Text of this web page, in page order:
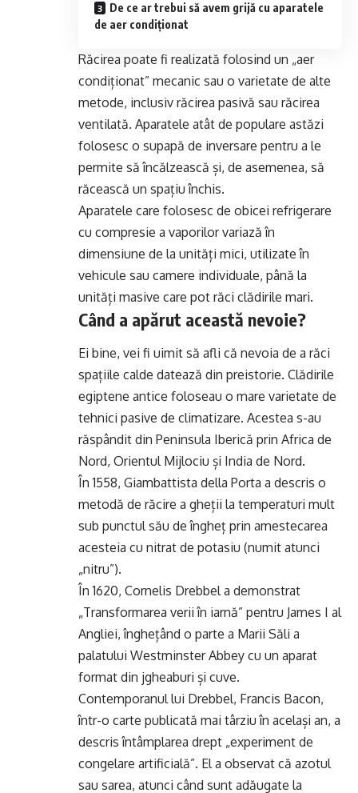
De ce ar trebui să avem grijă cu aparatele
de aer condiționat
Răcirea poate fi realizată folosind un „aer
condiționat” mecanic sau o varietate de alte
metode, inclusiv răcirea pasivă sau răcirea
ventilată. Aparatele atât de populare astăzi
folosesc o supapă de inversare pentru a le
permite să încălzească și, de asemenea, să
răcească un spațiu închis.
Aparatele care folosesc de obicei refrigerare
cu compresie a vaporilor variază în
dimensiune de la unități mici, utilizate în
vehicule sau camere individuale, până la
unități masive care pot răci clădirile mari.
Când a apărut această nevoie?
Ei bine, vei fi uimit să afli că nevoia de a răci
spațiile calde datează din preistorie. Clădirile
egiptene antice foloseau o mare varietate de
tehnici pasive de climatizare. Acestea s-au
răspândit din Peninsula Iberică prin Africa de
Nord, Orientul Mijlociu și India de Nord.
În 1558, Giambattista della Porta a descris o
metodă de răcire a gheții la temperaturi mult
sub punctul său de îngheț prin amestecarea
acesteia cu nitrat de potasiu (numit atunci
„nitru”).
În 1620, Cornelis Drebbel a demonstrat
„Transformarea verii în iarnă” pentru James I al
Angliei, înghețând o parte a Marii Săli a
palatului Westminster Abbey cu un aparat
format din jgheaburi și cuve.
Contemporanul lui Drebbel, Francis Bacon,
într-o carte publicată mai târziu în același an, a
descris întâmplarea drept „experiment de
congelare artificială”. El a observat că azotul
sau sarea, atunci când sunt adăugate la